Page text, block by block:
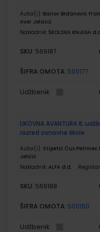
Autor(i): Banov Brđanović
Aver Jelavić
Nakladnik: ŠKOLSKA KNJIGA
SKU: 569187
ŠIFRA OMOTA: 500177
Udžbenik
LIKOVNA AVANTURA 8;
razred osnovne škole
Autor(i): Stipetić Čus Petrinec
Jeličić
Nakladnik: ALFA d.d.
SKU: 569188
ŠIFRA OMOTA: 500160
Udžbenik